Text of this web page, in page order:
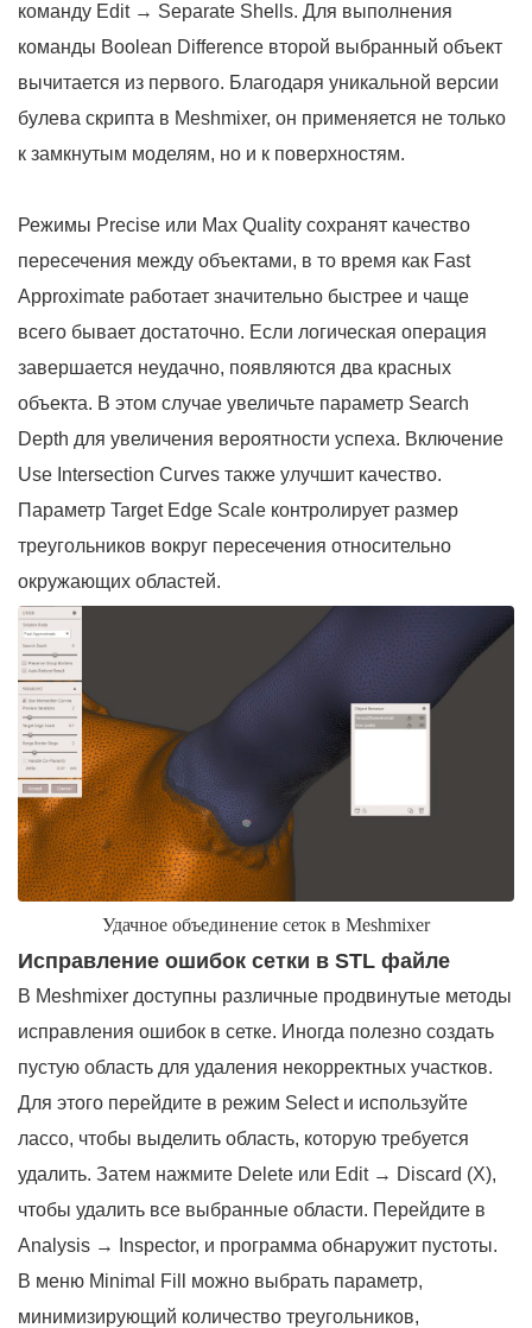
команду Edit → Separate Shells. Для выполнения
команды Boolean Difference второй выбранный объект
вычитается из первого. Благодаря уникальной версии
булева скрипта в Meshmixer, он применяется не только
к замкнутым моделям, но и к поверхностям.
Режимы Precise или Max Quality сохранят качество
пересечения между объектами, в то время как Fast
Approximate работает значительно быстрее и чаще
всего бывает достаточно. Если логическая операция
завершается неудачно, появляются два красных
объекта. В этом случае увеличьте параметр Search
Depth для увеличения вероятности успеха. Включение
Use Intersection Curves также улучшит качество.
Параметр Target Edge Scale контролирует размер
треугольников вокруг пересечения относительно
окружающих областей.
Удачное объединение сеток в Meshmixer
Исправление ошибок сетки в STL файле
В Meshmixer доступны различные продвинутые методы
исправления ошибок в сетке. Иногда полезно создать
пустую область для удаления некорректных участков.
Для этого перейдите в режим Select и используйте
лассо, чтобы выделить область, которую требуется
удалить. Затем нажмите Delete или Edit → Discard (X),
чтобы удалить все выбранные области. Перейдите в
Analysis → Inspector, и программа обнаружит пустоты.
В меню Minimal Fill можно выбрать параметр,
минимизирующий количество треугольников,